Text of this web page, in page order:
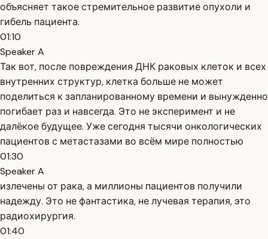
объясняет такое стремительное развитие опухоли и
гибель пациента.
01:10
Speaker A
Так вот, после повреждения ДНК раковых клеток и всех
внутренних структур, клетка больше не может
поделиться к запланированному времени и вынужденно
погибает раз и навсегда. Это не эксперимент и не
далёкое будущее. Уже сегодня тысячи онкологических
пациентов с метастазами во всём мире полностью
01:30
Speaker A
излечены от рака, а миллионы пациентов получили
надежду. Это не фантастика, не лучевая терапия, это
радиохирургия.
01:40